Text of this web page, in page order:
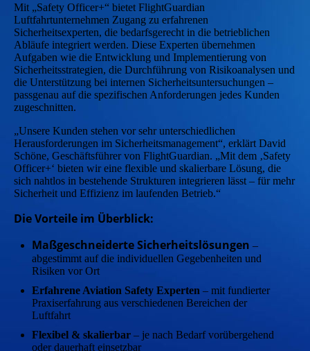
Mit „Safety Officer+“ bietet FlightGuardian
Luftfahrtunternehmen Zugang zu erfahrenen
Sicherheitsexperten, die bedarfsgerecht in die betrieblichen
Abläufe integriert werden. Diese Experten übernehmen
Aufgaben wie die Entwicklung und Implementierung von
Sicherheitsstrategien, die Durchführung von Risikoanalysen und
die Unterstützung bei internen Sicherheitsuntersuchungen –
passgenau auf die spezifischen Anforderungen jedes Kunden
zugeschnitten.
„Unsere Kunden stehen vor sehr unterschiedlichen
Herausforderungen im Sicherheitsmanagement“, erklärt David
Schöne, Geschäftsführer von FlightGuardian. „Mit dem ‚Safety
Officer+‘ bieten wir eine flexible und skalierbare Lösung, die
sich nahtlos in bestehende Strukturen integrieren lässt – für mehr
Sicherheit und Effizienz im laufenden Betrieb.“
Die Vorteile im Überblick:
Maßgeschneiderte Sicherheitslösungen –
abgestimmt auf die individuellen Gegebenheiten und
Risiken vor Ort
Erfahrene Aviation Safety Experten – mit fundierter
Praxiserfahrung aus verschiedenen Bereichen der
Luftfahrt
Flexibel & skalierbar – je nach Bedarf vorübergehend
oder dauerhaft einsetzbar